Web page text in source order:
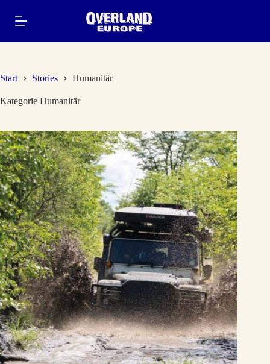
Inhalt
springen
Start Stories Humanitär
Kategorie Humanitär